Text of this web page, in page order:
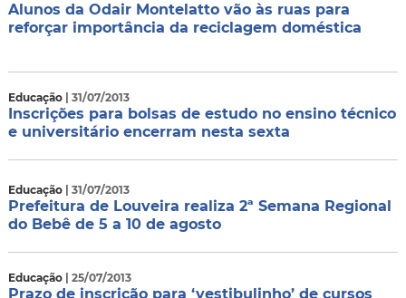
Alunos da Odair Montelatto vão às ruas para
reforçar importância da reciclagem doméstica
Educação | 31/07/2013
Inscrições para bolsas de estudo no ensino técnico
e universitário encerram nesta sexta
Educação | 31/07/2013
Prefeitura de Louveira realiza 2ª Semana Regional
do Bebê de 5 a 10 de agosto
Educação | 25/07/2013
Prazo de inscrição para ‘vestibulinho’ de cursos